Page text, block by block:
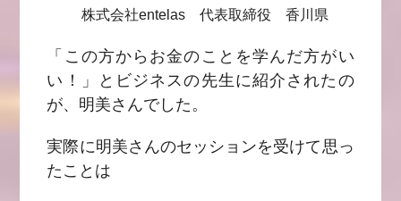
株式会社entelas 代表取締役 香川県
「この方からお金のことを学んだ方がい
い！」とビジネスの先生に紹介されたの
が、明美さんでした。
実際に明美さんのセッションを受けて思っ
たことは